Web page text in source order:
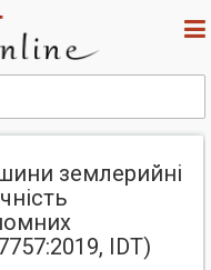
землерийні
IDT)